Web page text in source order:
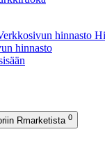
hinnasto
hinnasto
0